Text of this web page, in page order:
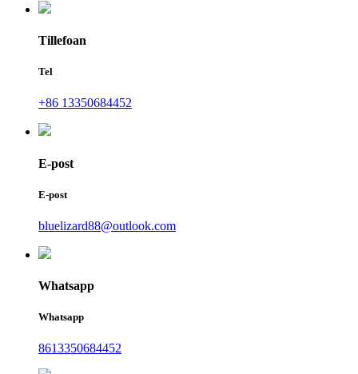
Tillefoan
Tel
+86 13350684452
E-post
E-post
bluelizard88@outlook.com
Whatsapp
Whatsapp
8613350684452